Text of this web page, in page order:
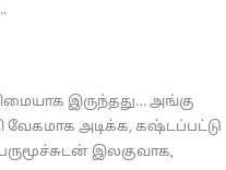
இருந்தது… அங்கு
அடிக்க, கஷ்டப்பட்டு
இலகுவாக,